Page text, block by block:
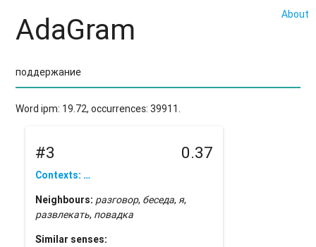
About
AdaGram
Word ipm: 19.72, occurrences: 39911.
#3 0.37
Contexts: …
Neighbours: разговор, беседа,я,
развлекать, повадка
Similar senses: